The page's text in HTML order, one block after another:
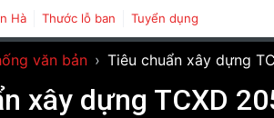
Hà Thước lỗ ban Tuyển dụng
văn bản › Tiêu chuẩn xây dựng
xây dựng TCXD